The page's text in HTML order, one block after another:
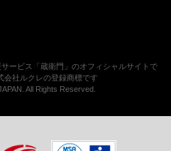
ービス「蔵衛門」のオフィシャルサイトで
会社ルクレの登録商標です
All Rights Reserved.